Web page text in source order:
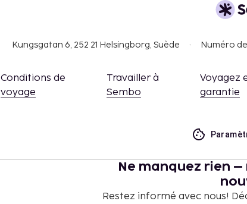
Kungsgatan 6, 252 21 Helsingborg, Suède Numéro
Conditions de
voyage
Travailler à
Sembo
Voyagez
garantie
Ne manquez rien
Restez informé avec nous!